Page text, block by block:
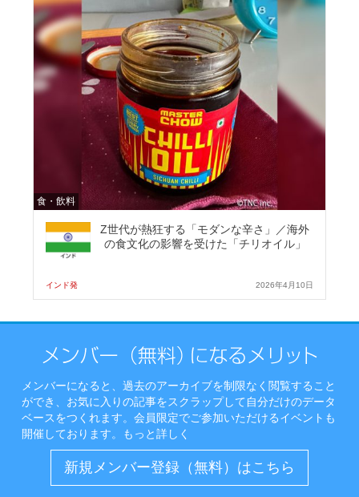
食・飲料
Z世代が熱狂する「モダンな辛さ」／海外
の食文化の影響を受けた「チリオイル」
インド発 2026年4月10日
メンバーになると、過去のアーカイブを制限なく閲覧すること
ができ、お気に入りの記事をスクラップして自分だけのデータ
ベースをつくれます。会員限定でご参加いただけるイベントも
開催しております。
もっと詳しく
新規メンバー登録（無料）はこちら